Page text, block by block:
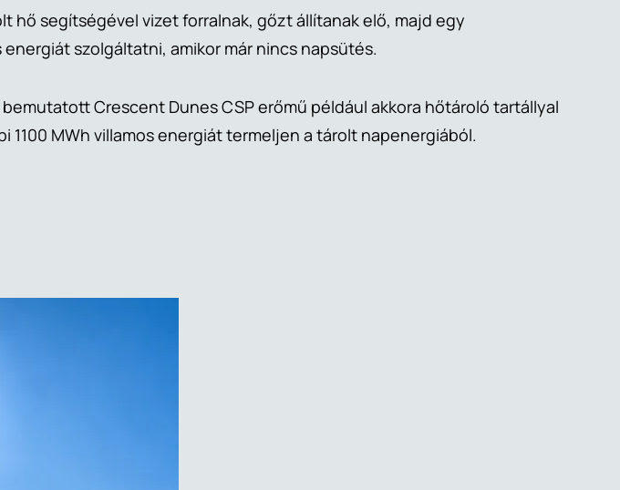
hő segítségével vizet forralnak, gőzt állítanak elő, majd egy
szolgáltatni, amikor már nincs napsütés.
Crescent Dunes CSP erőmű például akkora hőtároló tartállyal
MWh villamos energiát termeljen a tárolt napenergiából.